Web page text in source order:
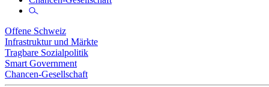
Offene Schweiz
Infrastruktur und Märkte
Tragbare Sozialpolitik
Smart Government
Chancen-Gesellschaft